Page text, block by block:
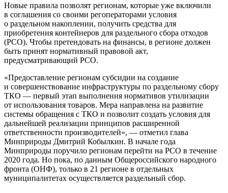
Новые правила позволят регионам, которые уже включили
в соглашения со своими регоператорами условия
о раздельном накоплении, получить средства для
приобретения контейнеров для раздельного сбора отходов
(РСО). Чтобы претендовать на финансы, в регионе должен
быть принят нормативный правовой акт,
предусматривающий РСО.
«Предоставление регионам субсидии на создание
и совершенствование инфраструктуры по раздельному сбору
ТКО — первый этап выполнения нормативов утилизации
от использования товаров. Мера направлена на развитие
системы обращения с ТКО и позволит создать условия для
дальнейшей реализации принципов расширенной
ответственности производителей», — отметил глава
Минприроды Дмитрий Кобылкин. В начале года
Минприроды поручило регионам перейти на РСО в течение
2020 года. Но пока, по данным Общероссийского народного
фронта (ОНФ), только в 21 регионе в отдельных
муниципалитетах осуществляется раздельный сбор.